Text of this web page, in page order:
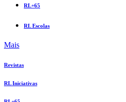
RL+65
RL Escolas
Mais
Revistas
RL Iniciativas